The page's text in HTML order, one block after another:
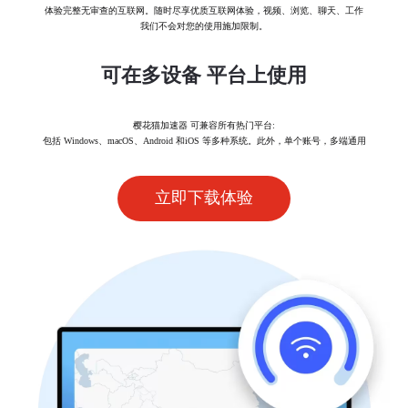
体验完整无审查的互联网。随时尽享优质互联网体验，视频、浏览、聊天、工作
我们不会对您的使用施加限制。
可在多设备 平台上使用
樱花猫加速器 可兼容所有热门平台:
包括 Windows、macOS、Android 和iOS 等多种系统。此外，单个账号，多端通用
立即下载体验